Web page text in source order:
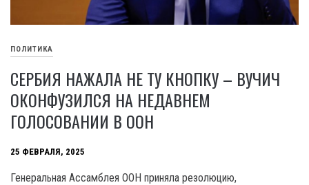
ПОЛИТИКА
СЕРБИЯ НАЖАЛА НЕ ТУ КНОПКУ – ВУЧИЧ
ОКОНФУЗИЛСЯ НА НЕДАВНЕМ
ГОЛОСОВАНИИ В ООН
25 ФЕВРАЛЯ, 2025
Генеральная Ассамблея ООН приняла резолюцию,